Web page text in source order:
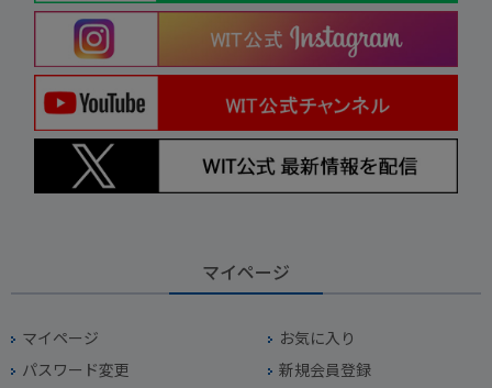
マイページ
マイページ
お気に入り
パスワード変更
新規会員登録